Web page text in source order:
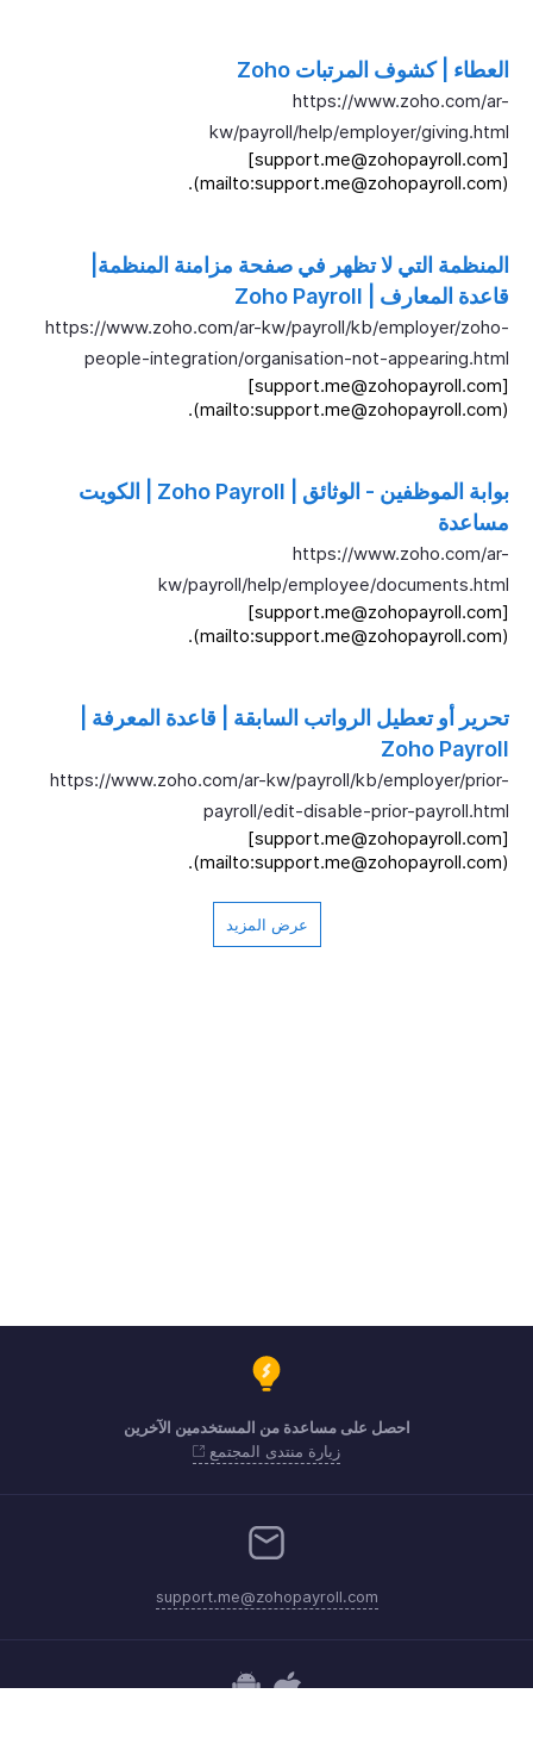
العطاء | كشوف المرتبات Zoho
https://www.zoho.com/ar-
kw/payroll/help/employer/giving.html
[support.me@zohopayroll.com]
(mailto:support.me@zohopayroll.com).
المنظمة التي لا تظهر في صفحة مزامنة المنظمة|
قاعدة المعارف | Zoho Payroll
https://www.zoho.com/ar-kw/payroll/kb/employer/zoho-
people-integration/organisation-not-appearing.html
[support.me@zohopayroll.com]
(mailto:support.me@zohopayroll.com).
بوابة الموظفين - الوثائق | Zoho Payroll | الكويت
مساعدة
https://www.zoho.com/ar-
kw/payroll/help/employee/documents.html
[support.me@zohopayroll.com]
(mailto:support.me@zohopayroll.com).
تحرير أو تعطيل الرواتب السابقة | قاعدة المعرفة |
Zoho Payroll
https://www.zoho.com/ar-kw/payroll/kb/employer/prior-
payroll/edit-disable-prior-payroll.html
[support.me@zohopayroll.com]
(mailto:support.me@zohopayroll.com).
عرض المزيد
احصل على مساعدة من المستخدمين الآخرين
زيارة منتدى المجتمع
support.me@zohopayroll.com